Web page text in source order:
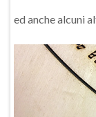
ed anche alcuni